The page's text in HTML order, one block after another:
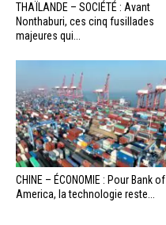
THAÏLANDE – SOCIÉTÉ : Avant
Nonthaburi, ces cinq fusillades
majeures qui...
CHINE – ÉCONOMIE : Pour Bank of
America, la technologie reste...